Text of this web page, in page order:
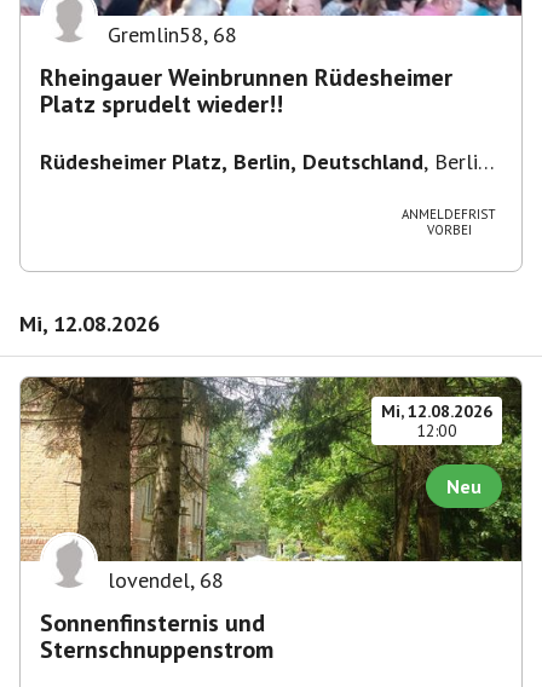
Gremlin58, 68
Rheingauer Weinbrunnen Rüdesheimer
Platz sprudelt wieder!!
Rüdesheimer Platz, Berlin, Deutschland, Berlin-
ANMELDEFRIST
VORBEI
Mi, 12.08.2026
Mi, 12.08.2026
12:00
Neu
lovendel, 68
Sonnenfinsternis und
Sternschnuppenstrom